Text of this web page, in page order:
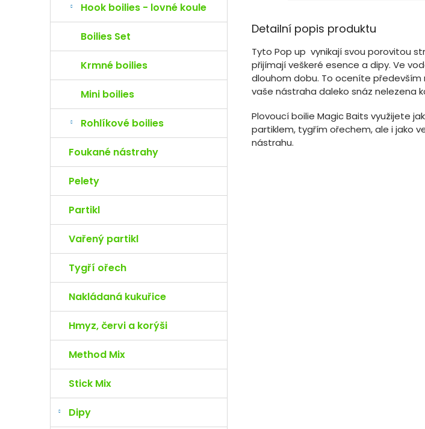
Hook boilies - lovné koule
Boilies Set
Krmné boilies
Mini boilies
Rohlíkové boilies
Foukané nástrahy
Pelety
Partikl
Vařený partikl
Tygří ořech
Nakládaná kukuřice
Hmyz, červi a korýši
Method Mix
Stick Mix
Dipy
Detailní popis produktu
Tyto Pop up vynikají svou porovitou
přijímají veškeré esence a dipy. Ve
dlouhom dobu. To oceníte především
vaše nástraha daleko snáz nelezena
Plovoucí boilie Magic Baits využijete
partiklem, tygřím ořechem, ale i jako
nástrahu.